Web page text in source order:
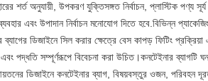
শর্ত অনুযায়ী, উপকরণ যুক্তিসঙ্গত নির্বাচন, প্লাস্টিক পণ্য
এবং উপাদান নির্বাচন মনোযোগ দিতে হবে.বিভিন্ন
ডিজাইনে সিল করার ক্ষেত্রে বেস কাপড় ফিটিং প্রক্রিয়া
পদ্ধতি সম্পূর্ণরূপে বিবেচনা করা উচিত।কনটেইনার ব্যাগটি
ডিজাইনে কনটেইনার ব্যাগ, বিষয়বস্তুর ওজন, পরিবহন